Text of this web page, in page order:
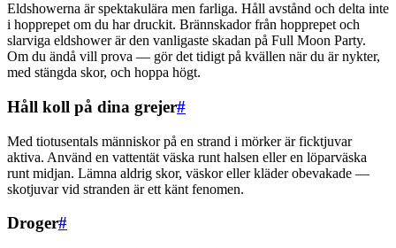
Eldshowerna är spektakulära men farliga. Håll avstånd och delta inte
i hopprepet om du har druckit. Brännskador från hopprepet och
slarviga eldshower är den vanligaste skadan på Full Moon Party.
Om du ändå vill prova — gör det tidigt på kvällen när du är nykter,
med stängda skor, och hoppa högt.
Håll koll på dina grejer#
Med tiotusentals människor på en strand i mörker är ficktjuvar
aktiva. Använd en vattentät väska runt halsen eller en löparväska
runt midjan. Lämna aldrig skor, väskor eller kläder obevakade —
skotjuvar vid stranden är ett känt fenomen.
Droger#